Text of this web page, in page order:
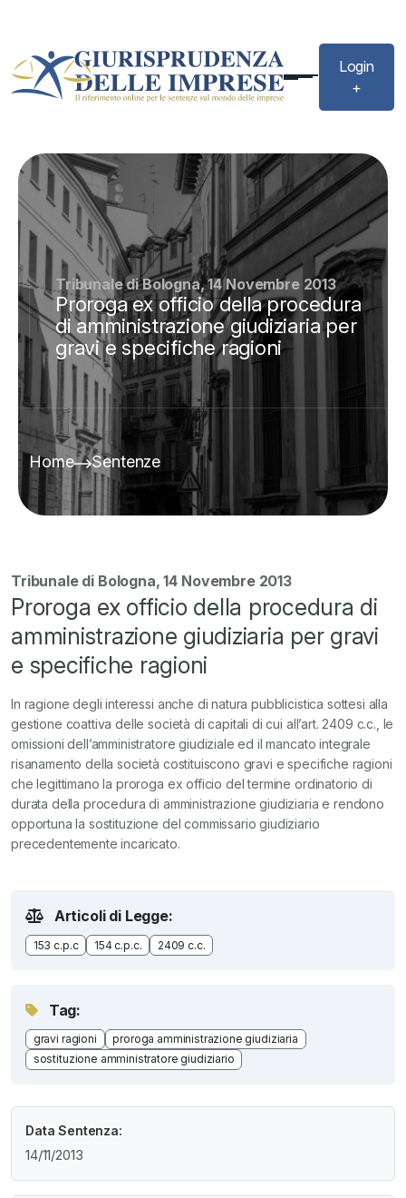
Login
+
Tribunale di Bologna, 14 Novembre 2013
Proroga ex officio della procedura
di amministrazione giudiziaria per
gravi e specifiche ragioni
Home Sentenze
Tribunale di Bologna, 14 Novembre 2013
Proroga ex officio della procedura di
amministrazione giudiziaria per gravi
e specifiche ragioni
In ragione degli interessi anche di natura pubblicistica sottesi alla
gestione coattiva delle società di capitali di cui all’art. 2409 c.c., le
omissioni dell’amministratore giudiziale ed il mancato integrale
risanamento della società costituiscono gravi e specifiche ragioni
che legittimano la proroga ex officio del termine ordinatorio di
durata della procedura di amministrazione giudiziaria e rendono
opportuna la sostituzione del commissario giudiziario
precedentemente incaricato.
Articoli di Legge:
153 c.p.c 154 c.p.c. 2409 c.c.
Tag:
gravi ragioni
proroga amministrazione giudiziaria
sostituzione amministratore giudiziario
Data Sentenza:
14/11/2013